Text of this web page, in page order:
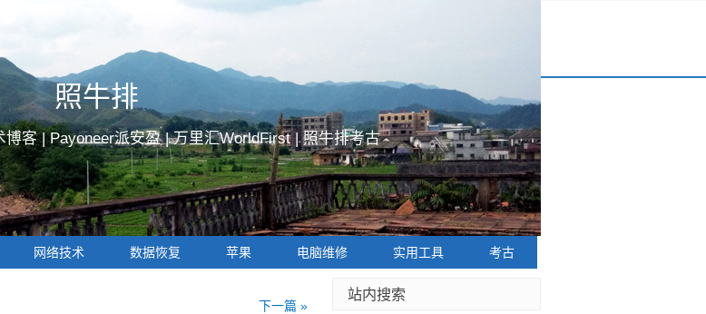
照牛排
博客 |Payoneer派安盈|万里汇WorldFirst|照牛排考古
网络技术 数据恢复 苹果 电脑维修 实用工具 考古
下一篇 »
站内搜索